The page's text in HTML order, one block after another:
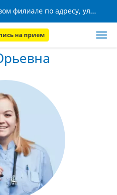
Будем рады вас видеть в новом филиале по адресу, ул. Кижеватова, 8!
на прием
Гусак Галина Юрьевна